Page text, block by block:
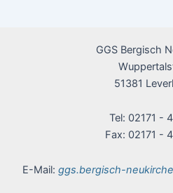
GGS Bergisch
51381
Tel: 02171 -
Fax: 02171 -
E-Mail: ggs.bergisch-